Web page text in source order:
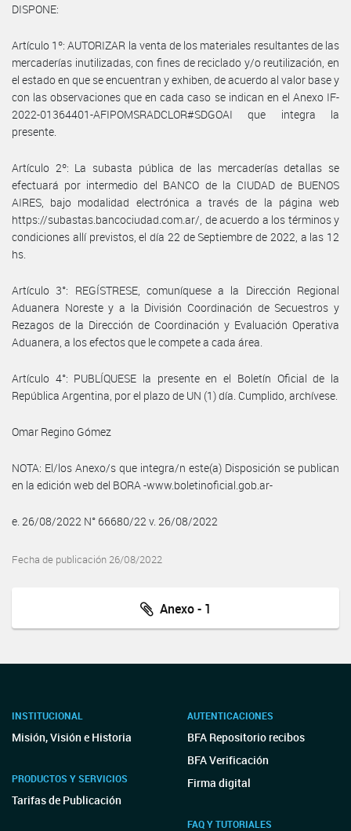
DISPONE:
Artículo 1º: AUTORIZAR la venta de los materiales resultantes de las
mercaderías inutilizadas, con fines de reciclado y/o reutilización, en
el estado en que se encuentran y exhiben, de acuerdo al valor base y
con las observaciones que en cada caso se indican en el Anexo IF-
2022-01364401-AFIPOMSRADCLOR#SDGOAI que integra la
presente.
Artículo 2º: La subasta pública de las mercaderías detallas se
efectuará por intermedio del BANCO de la CIUDAD de BUENOS
AIRES, bajo modalidad electrónica a través de la página web
https://subastas.bancociudad.com.ar/, de acuerdo a los términos y
condiciones allí previstos, el día 22 de Septiembre de 2022, a las 12
hs.
Artículo 3°: REGÍSTRESE, comuníquese a la Dirección Regional
Aduanera Noreste y a la División Coordinación de Secuestros y
Rezagos de la Dirección de Coordinación y Evaluación Operativa
Aduanera, a los efectos que le compete a cada área.
Artículo 4°: PUBLÍQUESE la presente en el Boletín Oficial de la
República Argentina, por el plazo de UN (1) día. Cumplido, archívese.
Omar Regino Gómez
NOTA: El/los Anexo/s que integra/n este(a) Disposición se publican
en la edición web del BORA -www.boletinoficial.gob.ar-
e. 26/08/2022 N° 66680/22 v. 26/08/2022
Fecha de publicación 26/08/2022
Anexo - 1
INSTITUCIONAL
Misión, Visión e Historia
PRODUCTOS Y SERVICIOS
Tarifas de Publicación
AUTENTICACIONES
BFA Repositorio recibos
BFA Verificación
Firma digital
FAQ Y TUTORIALES